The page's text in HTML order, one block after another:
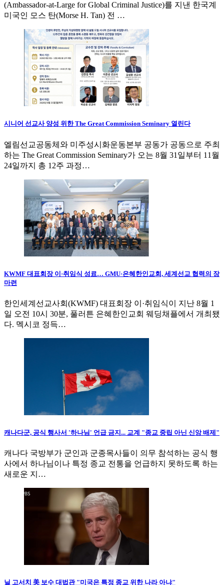
(Ambassador-at-Large for Global Criminal Justice)를 지낸 한국계
미국인 모스 탄(Morse H. Tan) 전 …
시니어 선교사 양성 위한 The Great Commission Seminary 열린다
엘림선교공동체와 미주성시화운동본부 공동가 공동으로 주최
하는 The Great Commission Seminary가 오는 8월 31일부터 11월
24일까지 총 12주 과정…
KWMF 대표회장 이·취임식 성료… GMU·은혜한인교회, 세계선교 협력의 장
마련
한인세계선교사회(KWMF) 대표회장 이·취임식이 지난 8월 1
일 오전 10시 30분, 풀러튼 은혜한인교회 웨딩채플에서 개최됐
다. 멕시코 정득…
캐나다군, 공식 행사서 '하나님' 언급 금지... 교계 "종교 중립 아닌 신앙 배제"
캐나다 국방부가 군인과 군종목사들이 의무 참석하는 공식 행
사에서 하나님이나 특정 종교 전통을 언급하지 못하도록 하는
새로운 지…
닐 고서치 美 보수 대법관 "미국은 특정 종교 위한 나라 아냐"